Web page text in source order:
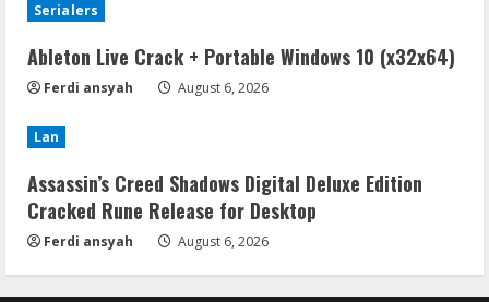
Serialers
Ableton Live Crack + Portable Windows 10 (x32x64)
Ferdi ansyah August 6, 2026
Lan
Assassin’s Creed Shadows Digital Deluxe Edition
Cracked Rune Release for Desktop
Ferdi ansyah August 6, 2026